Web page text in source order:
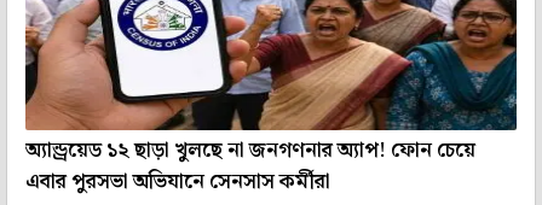
অ্যান্ড্রয়েড ১২ ছাড়া খুলছে না জনগণনার অ্যাপ! ফোন চেয়ে
এবার পুরসভা অভিযানে সেনসাস কর্মীরা